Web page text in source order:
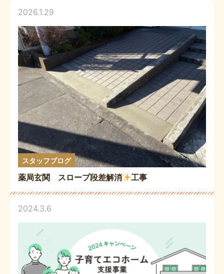
2026.1.29
スタッフブログ
薬局玄関 スロープ段差解消 工事
2024.3.6